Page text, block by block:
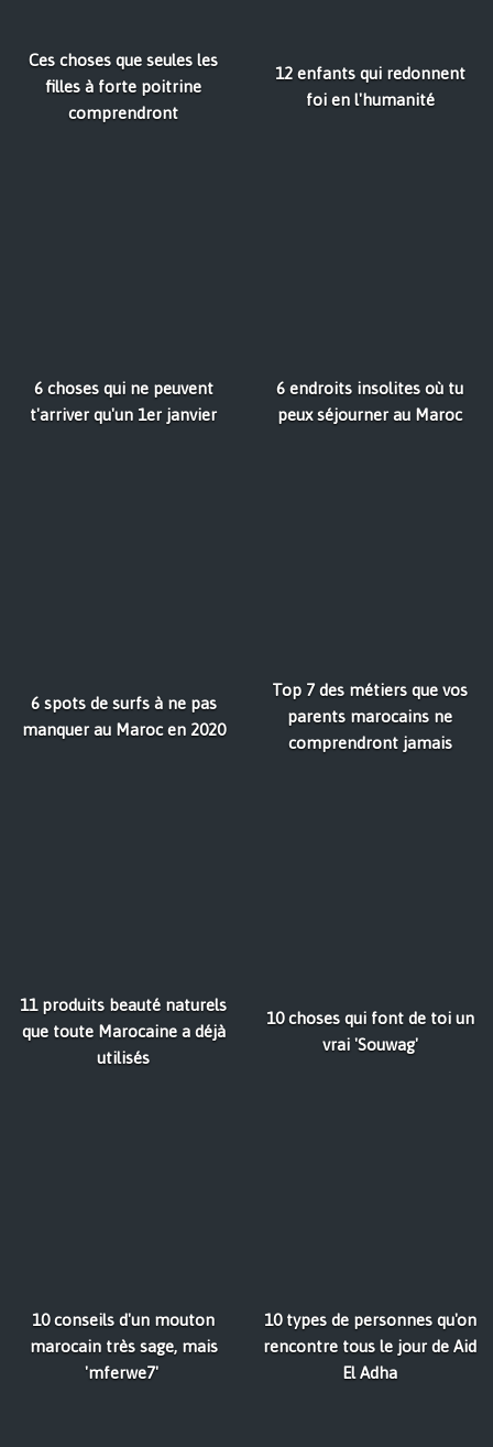
Ces choses que seules les
filles à forte poitrine
comprendront
12 enfants qui redonnent
foi en l'humanité
6 choses qui ne peuvent
t'arriver qu'un 1er janvier
6 endroits insolites où tu
peux séjourner au Maroc
6 spots de surfs à ne pas
manquer au Maroc en 2020
Top 7 des métiers que vos
parents marocains ne
comprendront jamais
11 produits beauté naturels
que toute Marocaine a déjà
utilisés
10 choses qui font de toi un
vrai 'Souwag'
10 conseils d'un mouton
marocain très sage, mais
'mferwe7'
10 types de personnes qu'on
rencontre tous le jour de Aid
El Adha